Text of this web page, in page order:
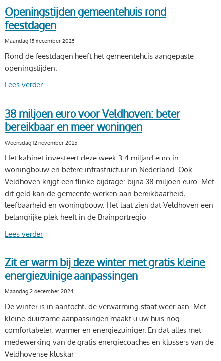
Openingstijden gemeentehuis rond
feestdagen
Maandag 15 december 2025
Rond de feestdagen heeft het gemeentehuis aangepaste
openingstijden.
Lees verder
38 miljoen euro voor Veldhoven: beter
bereikbaar en meer woningen
Woensdag 12 november 2025
Het kabinet investeert deze week 3,4 miljard euro in
woningbouw en betere infrastructuur in Nederland. Ook
Veldhoven krijgt een flinke bijdrage: bijna 38 miljoen euro. Met
dit geld kan de gemeente werken aan bereikbaarheid,
leefbaarheid en woningbouw. Het laat zien dat Veldhoven een
belangrijke plek heeft in de Brainportregio.
Lees verder
Zit er warm bij deze winter met gratis kleine
energiezuinige aanpassingen
Maandag 2 december 2024
De winter is in aantocht, de verwarming staat weer aan. Met
kleine duurzame aanpassingen maakt u uw huis nog
comfortabeler, warmer en energiezuiniger. En dat alles met
medewerking van de gratis energiecoaches en klussers van de
Veldhovense kluskar.